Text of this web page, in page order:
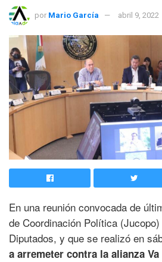
por Mario García abril 9, 2022
En una reunión convocada de
de Coordinación Política
Diputados, y que se realizó en
a arremeter contra la alianza